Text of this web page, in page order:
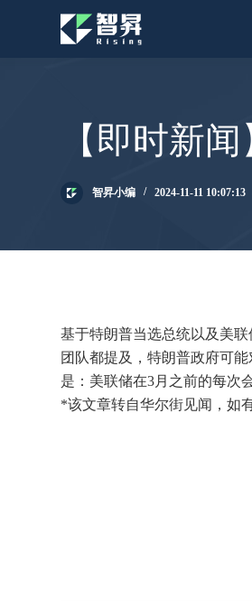
【即时新
智昇小编 2024-11-11 10:07:13
基于特朗普当选总统以及美
团队都提及，特朗普政府可
是：美联储在3月之前的每次
*该文章转自华尔街见闻，如